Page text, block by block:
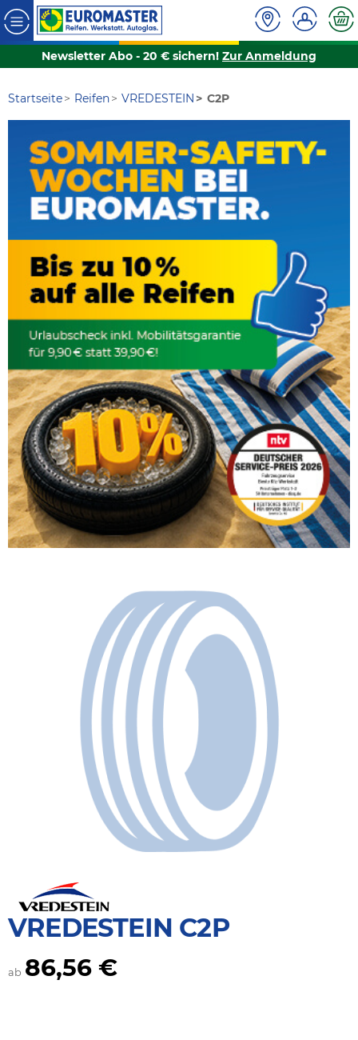
Newsletter Abo - 20 € sichern! Zur Anmeldung
Startseite Reifen VREDESTEIN C2P
VREDESTEIN C2P
ab 86,56 €